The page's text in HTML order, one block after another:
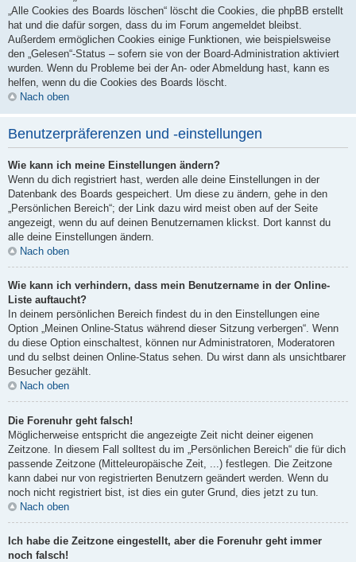
„Alle Cookies des Boards löschen“ löscht die Cookies, die phpBB erstellt
hat und die dafür sorgen, dass du im Forum angemeldet bleibst.
Außerdem ermöglichen Cookies einige Funktionen, wie beispielsweise
den „Gelesen“-Status – sofern sie von der Board-Administration aktiviert
wurden. Wenn du Probleme bei der An- oder Abmeldung hast, kann es
helfen, wenn du die Cookies des Boards löscht.
Nach oben
Benutzerpräferenzen und -einstellungen
Wie kann ich meine Einstellungen ändern?
Wenn du dich registriert hast, werden alle deine Einstellungen in der
Datenbank des Boards gespeichert. Um diese zu ändern, gehe in den
„Persönlichen Bereich“; der Link dazu wird meist oben auf der Seite
angezeigt, wenn du auf deinen Benutzernamen klickst. Dort kannst du
alle deine Einstellungen ändern.
Nach oben
Wie kann ich verhindern, dass mein Benutzername in der Online-
Liste auftaucht?
In deinem persönlichen Bereich findest du in den Einstellungen eine
Option „Meinen Online-Status während dieser Sitzung verbergen“. Wenn
du diese Option einschaltest, können nur Administratoren, Moderatoren
und du selbst deinen Online-Status sehen. Du wirst dann als unsichtbarer
Besucher gezählt.
Nach oben
Die Forenuhr geht falsch!
Möglicherweise entspricht die angezeigte Zeit nicht deiner eigenen
Zeitzone. In diesem Fall solltest du im „Persönlichen Bereich“ die für dich
passende Zeitzone (Mitteleuropäische Zeit, ...) festlegen. Die Zeitzone
kann dabei nur von registrierten Benutzern geändert werden. Wenn du
noch nicht registriert bist, ist dies ein guter Grund, dies jetzt zu tun.
Nach oben
Ich habe die Zeitzone eingestellt, aber die Forenuhr geht immer
noch falsch!